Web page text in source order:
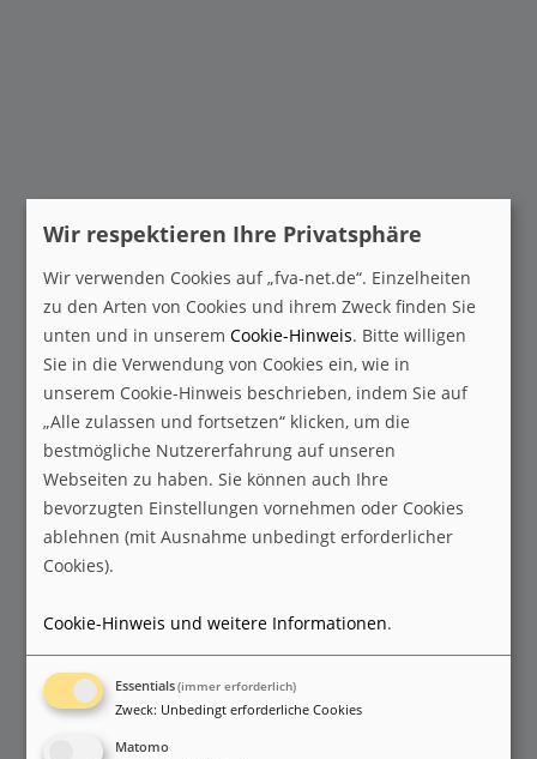
THEMIS
Mitglied werden
Newsletter
Wir respektieren Ihre Privatsphäre
Wir verwenden Cookies auf „fva-net.de“. Einzelheiten
zu den Arten von Cookies und ihrem Zweck finden Sie
unten und in unseremCookie-Hinweis. Bitte willigen
Sie in die Verwendung von Cookies ein, wie in
unserem Cookie-Hinweis beschrieben, indem Sie auf
„Alle zulassen und fortsetzen“ klicken, um die
bestmögliche Nutzererfahrung auf unseren
Webseiten zu haben. Sie können auch Ihre
bevorzugten Einstellungen vornehmen oder Cookies
ablehnen (mit Ausnahme unbedingt erforderlicher
Cookies).
Cookie-Hinweis und weitere Informationen.
Essentials(immer erforderlich)
Zweck: Unbedingt erforderliche Cookies
Matomo